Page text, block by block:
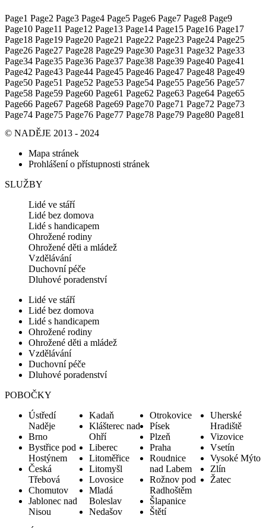
Page1 Page2 Page3 Page4 Page5 Page6 Page7 Page8 Page9
Page10 Page11 Page12 Page13 Page14 Page15 Page16 Page17
Page18 Page19 Page20 Page21 Page22 Page23 Page24 Page25
Page26 Page27 Page28 Page29 Page30 Page31 Page32 Page33
Page34 Page35 Page36 Page37 Page38 Page39 Page40 Page41
Page42 Page43 Page44 Page45 Page46 Page47 Page48 Page49
Page50 Page51 Page52 Page53 Page54 Page55 Page56 Page57
Page58 Page59 Page60 Page61 Page62 Page63 Page64 Page65
Page66 Page67 Page68 Page69 Page70 Page71 Page72 Page73
Page74 Page75 Page76 Page77 Page78 Page79 Page80 Page81
© NADĚJE 2013 - 2024
Mapa stránek
Prohlášení o přístupnosti stránek
SLUŽBY
Lidé ve stáří
Lidé bez domova
Lidé s handicapem
Ohrožené rodiny
Ohrožené děti a mládež
Vzdělávání
Duchovní péče
Dluhové poradenství
Lidé ve stáří
Lidé bez domova
Lidé s handicapem
Ohrožené rodiny
Ohrožené děti a mládež
Vzdělávání
Duchovní péče
Dluhové poradenství
POBOČKY
Ústředí
Naděje
Brno
Bystřice pod
Hostýnem
Česká
Třebová
Chomutov
Jablonec nad
Nisou
Kadaň
Klášterec nad
Ohří
Liberec
Litoměřice
Litomyšl
Lovosice
Mladá
Boleslav
Nedašov
Otrokovice
Písek
Plzeň
Praha
Roudnice
nad Labem
Rožnov pod
Radhoštěm
Šlapanice
Štětí
Uherské
Hradiště
Vizovice
Vsetín
Vysoké Mýto
Zlín
Žatec